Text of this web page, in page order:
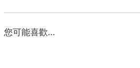
您可能喜歡...